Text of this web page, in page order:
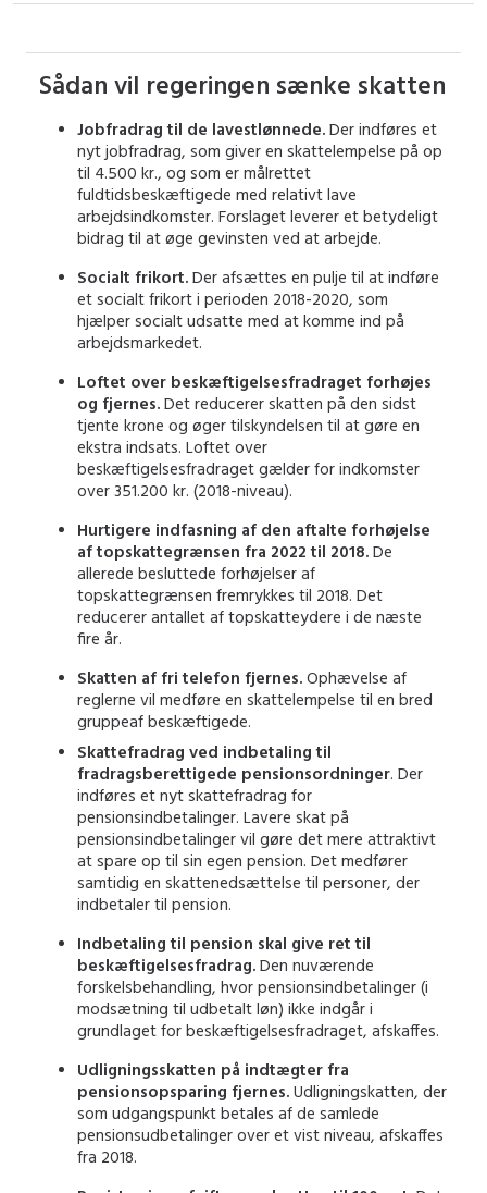
Sådan vil regeringen sænke skatten
Jobfradrag til de lavestlønnede. Der indføres et
nyt jobfradrag, som giver en skattelempelse på op
til 4.500 kr., og som er målrettet
fuldtidsbeskæftigede med relativt lave
arbejdsindkomster. Forslaget leverer et betydeligt
bidrag til at øge gevinsten ved at arbejde.
Socialt frikort. Der afsættes en pulje til at indføre
et socialt frikort i perioden 2018-2020, som
hjælper socialt udsatte med at komme ind på
arbejdsmarkedet.
Loftet over beskæftigelsesfradraget forhøjes
og fjernes. Det reducerer skatten på den sidst
tjente krone og øger tilskyndelsen til at gøre en
ekstra indsats. Loftet over
beskæftigelsesfradraget gælder for indkomster
over 351.200 kr. (2018-niveau).
Hurtigere indfasning af den aftalte forhøjelse
af topskattegrænsen fra 2022 til 2018. De
allerede besluttede forhøjelser af
topskattegrænsen fremrykkes til 2018. Det
reducerer antallet af topskatteydere i de næste
fire år.
Skatten af fri telefon fjernes. Ophævelse af
reglerne vil medføre en skattelempelse til en bred
gruppeaf beskæftigede.
Skattefradrag ved indbetaling til
fradragsberettigede pensionsordninger. Der
indføres et nyt skattefradrag for
pensionsindbetalinger. Lavere skat på
pensionsindbetalinger vil gøre det mere attraktivt
at spare op til sin egen pension. Det medfører
samtidig en skattenedsættelse til personer, der
indbetaler til pension.
Indbetaling til pension skal give ret til
beskæftigelsesfradrag. Den nuværende
forskelsbehandling, hvor pensionsindbetalinger (i
modsætning til udbetalt løn) ikke indgår i
grundlaget for beskæftigelsesfradraget, afskaffes.
Udligningsskatten på indtægter fra
pensionsopsparing fjernes. Udligningskatten, der
som udgangspunkt betales af de samlede
pensionsudbetalinger over et vist niveau, afskaffes
fra 2018.